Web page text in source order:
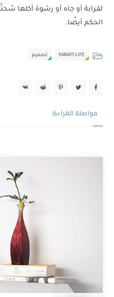
لقرابة أو جاه أو رشوة أكلها
الحكم أيضًا.
SMART LIFE تصميم
مواصلة القراءة